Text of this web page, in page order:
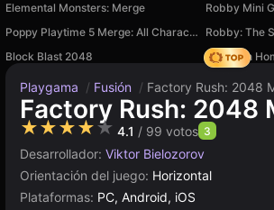
Elemental Monsters: Merge
Robby Mini
Poppy Playtime 5 Merge: All Characters
Robby: The
Block Blast 2048
My Town
Playgama / Fusión / Factory Rush: 2048
Factory Rush: 2048
★★★★★ 4.1 / 99 votos 3
Desarrollador: Viktor Bielozorov
Orientación del juego: Horizontal
Plataformas: PC, Android, iOS